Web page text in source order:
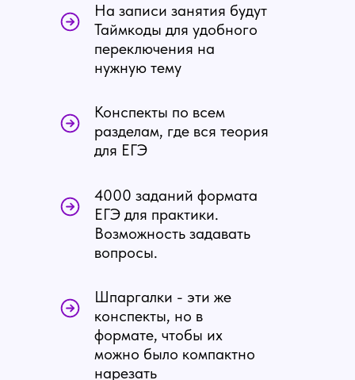
Конспекты по всем
разделам, где вся теория
для ЕГЭ
На записи занятия будут
Таймкоды для удобного
переключения на
нужную тему
Шпаргалки - эти же
конспекты, но в
формате, чтобы их
можно было компактно
нарезать
4000 заданий формата
ЕГЭ для практики.
Возможность задавать
вопросы.